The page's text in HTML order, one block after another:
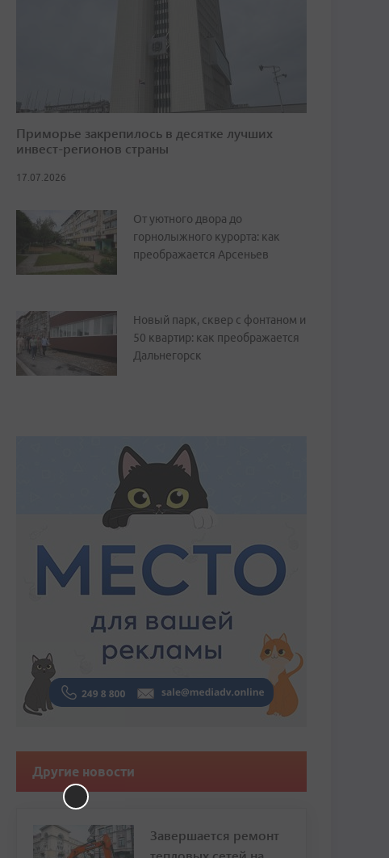
Приморье закрепилось в десятке лучших
инвест-регионов страны
17.07.2026
От уютного двора до
горнолыжного курорта: как
преображается Арсеньев
Новый парк, сквер с фонтаном и
50 квартир: как преображается
Дальнегорск
Другие новости
Завершается ремонт